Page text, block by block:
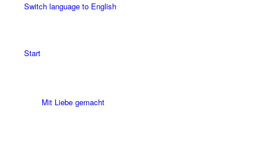
Switch language to English
Start
Mit Liebe gemacht